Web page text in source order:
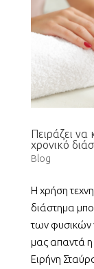
Πειράζει να
χρονικό
Blog
Η χρήση
διάστημα
των φυσικών
μας απαντά
Ειρήνη